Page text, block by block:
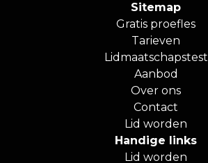
Sitemap
Gratis proefles
Tarieven
Lidmaatschapstest
Aanbod
Over ons
Contact
Lid worden
Handige links
Lid worden